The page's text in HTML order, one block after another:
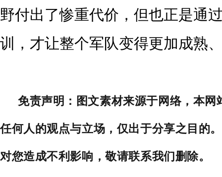
野付出了惨重代价，但也正是通
训，才让整个军队变得更加成熟
免责声明：图文素材来源于网络，本网
任何人的观点与立场，仅出于分享之目的
对您造成不利影响，敬请联系我们删除。